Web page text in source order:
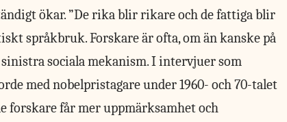
ökar. ”De rika blir rikare och de fattiga blir
språkbruk. Forskare är ofta, om än kanske på
sociala mekanism. I intervjuer som
med nobelpristagare under 1960- och 70-talet
forskare får mer uppmärksamhet och